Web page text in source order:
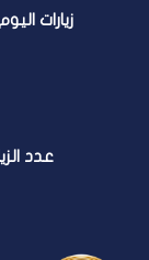
زيارات
عدد